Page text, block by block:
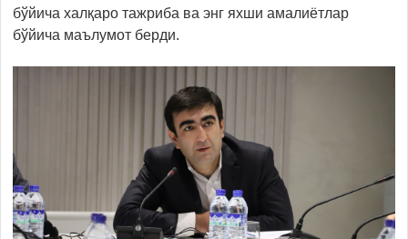
бўйича халқаро тажриба ва энг яхши амалиётлар
бўйича маълумот берди.